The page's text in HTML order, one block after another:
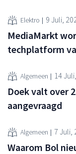
Elektro 9 Juli,
MediaMarkt
techplatform
Algemeen 14
Doek valt over
aangevraagd
Algemeen 7 Juli,
Waarom Bol